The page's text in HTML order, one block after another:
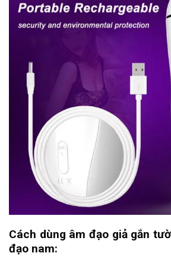
Cách dùng âm đạo giả gắn
đạo nam: